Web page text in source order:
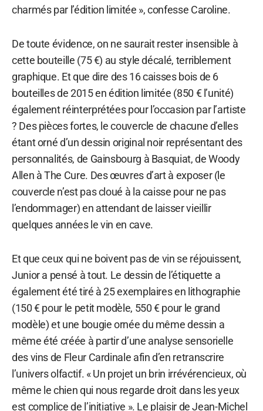
charmés par l’édition limitée », confesse Caroline.
De toute évidence, on ne saurait rester insensible à
cette bouteille (75 €) au style décalé, terriblement
graphique. Et que dire des 16 caisses bois de 6
bouteilles de 2015 en édition limitée (850 € l’unité)
également réinterprétées pour l’occasion par l’artiste
? Des pièces fortes, le couvercle de chacune d’elles
étant orné d’un dessin original noir représentant des
personnalités, de Gainsbourg à Basquiat, de Woody
Allen à The Cure. Des œuvres d’art à exposer (le
couvercle n’est pas cloué à la caisse pour ne pas
l’endommager) en attendant de laisser vieillir
quelques années le vin en cave.
Et que ceux qui ne boivent pas de vin se réjouissent,
Junior a pensé à tout. Le dessin de l’étiquette a
également été tiré à 25 exemplaires en lithographie
(150 € pour le petit modèle, 550 € pour le grand
modèle) et une bougie ornée du même dessin a
même été créée à partir d’une analyse sensorielle
des vins de Fleur Cardinale afin d’en retranscrire
l’univers olfactif. « Un projet un brin irrévérencieux, où
même le chien qui nous regarde droit dans les yeux
est complice de l’initiative ». Le plaisir de Jean-Michel